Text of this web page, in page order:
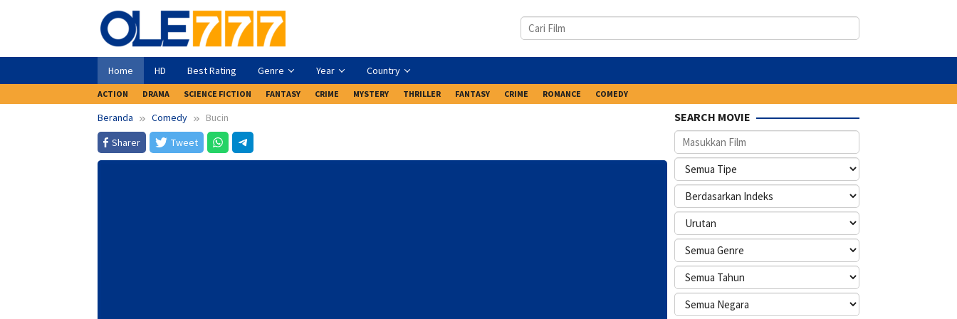
Home HD Best Rating Genre Year Country
ACTION DRAMA SCIENCE FICTION FANTASY CRIME MYSTERY THRILLER FANTASY CRIME ROMANCE COMEDY
Beranda Comedy
Bucin
Sharer
Tweet
SEARCH MOVIE